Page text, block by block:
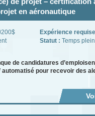
en aéronautique
Expérience
Statut : Temps plein
de candidatures
pour recevoir des